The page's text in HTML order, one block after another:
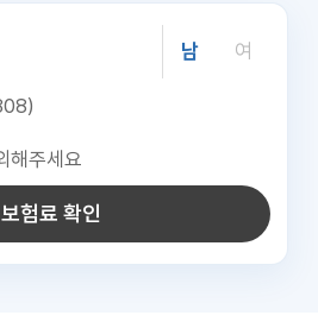
남 여
보험료 확인